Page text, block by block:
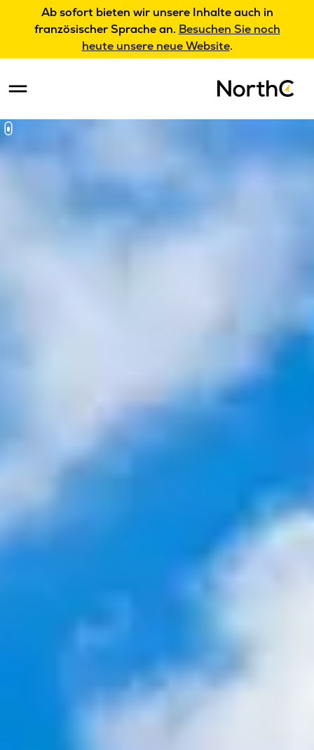
Ab sofort bieten wir unsere Inhalte auch in
französischer Sprache an. Besuchen Sie noch
heute unsere neue Website.